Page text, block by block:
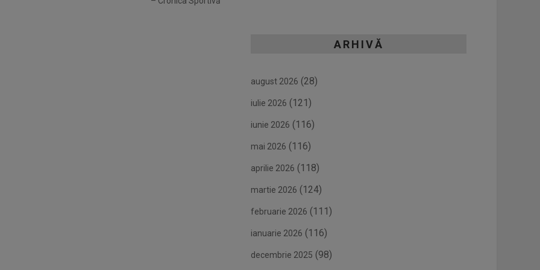
ARHIVĂ
august 2026 (28)
iulie 2026 (121)
iunie 2026 (116)
mai 2026 (116)
aprilie 2026 (118)
martie 2026 (124)
februarie 2026 (111)
ianuarie 2026 (116)
decembrie 2025 (98)